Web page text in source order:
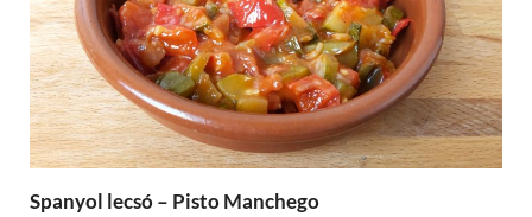
Spanyol lecsó – Pisto Manchego